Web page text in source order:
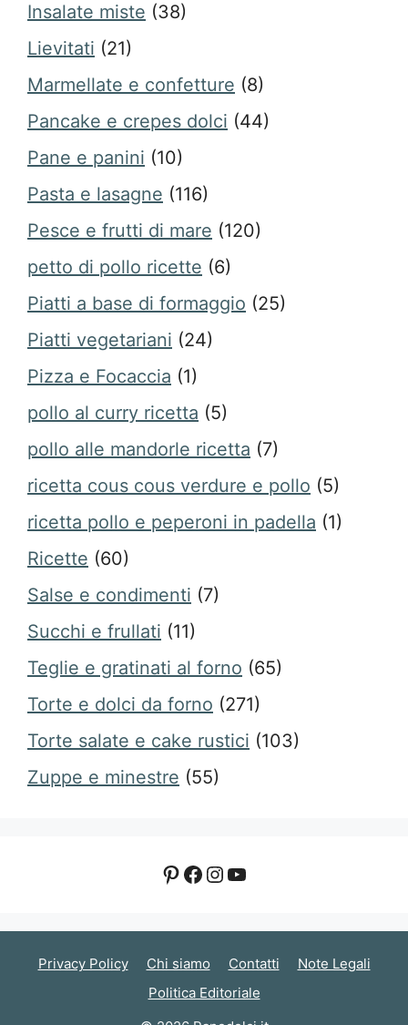
Insalate miste (38)
Lievitati (21)
Marmellate e confetture (8)
Pancake e crepes dolci (44)
Pane e panini (10)
Pasta e lasagne (116)
Pesce e frutti di mare (120)
petto di pollo ricette (6)
Piatti a base di formaggio (25)
Piatti vegetariani (24)
Pizza e Focaccia (1)
pollo al curry ricetta (5)
pollo alle mandorle ricetta (7)
ricetta cous cous verdure e pollo (5)
ricetta pollo e peperoni in padella (1)
Ricette (60)
Salse e condimenti (7)
Succhi e frullati (11)
Teglie e gratinati al forno (65)
Torte e dolci da forno (271)
Torte salate e cake rustici (103)
Zuppe e minestre (55)
Pinterest
Facebook
Instagram
YouTube
Privacy Policy Chi siamo Contatti
Note Legali
Politica Editoriale